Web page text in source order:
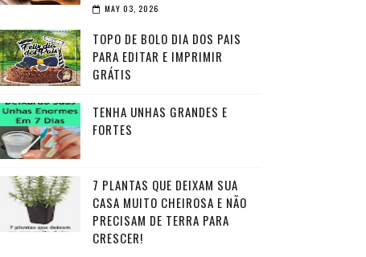
MAY 03, 2026
TOPO DE BOLO DIA DOS PAIS
PARA EDITAR E IMPRIMIR
GRÁTIS
TENHA UNHAS GRANDES E
FORTES
7 PLANTAS QUE DEIXAM SUA
CASA MUITO CHEIROSA E NÃO
PRECISAM DE TERRA PARA
CRESCER!